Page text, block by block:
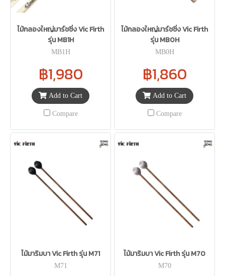
ไม้กลองใหญ่มาร์ชชิ่ง Vic Firth
รุ่น MB1H
MB1H
฿1,980
Add to Cart
Compare
ไม้กลองใหญ่มาร์ชชิ่ง Vic Firth
รุ่น MB0H
MB0H
฿1,860
Add to Cart
Compare
ไม้มาริมบา Vic Firth รุ่น M71
M71
ไม้มาริมบา Vic Firth รุ่น M70
M70